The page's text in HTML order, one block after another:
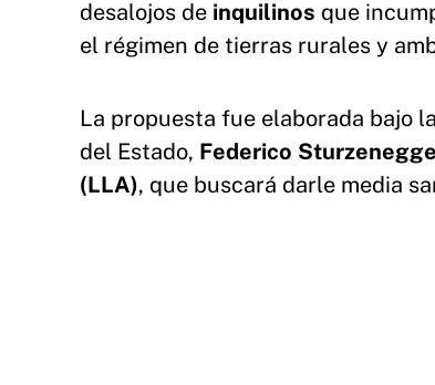
desalojos de inquilinos que
el régimen de tierras rurales y
La propuesta fue elaborada bajo
del Estado, Federico
(LLA), que buscará darle media